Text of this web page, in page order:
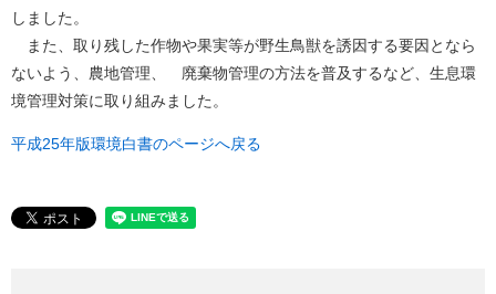
しました。
また、取り残した作物や果実等が野生鳥獣を誘因する要因となら
ないよう、農地管理、 廃棄物管理の方法を普及するなど、生息環
境管理対策に取り組みました。
平成25年版環境白書のページへ戻る